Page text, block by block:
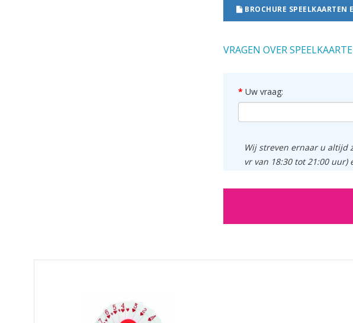
BROCHURE SPEELKAARTEN
VRAGEN OVER
Uw vraag:
Wij streven ernaar u altijd
vr van 18:30 tot 21:00 uur)